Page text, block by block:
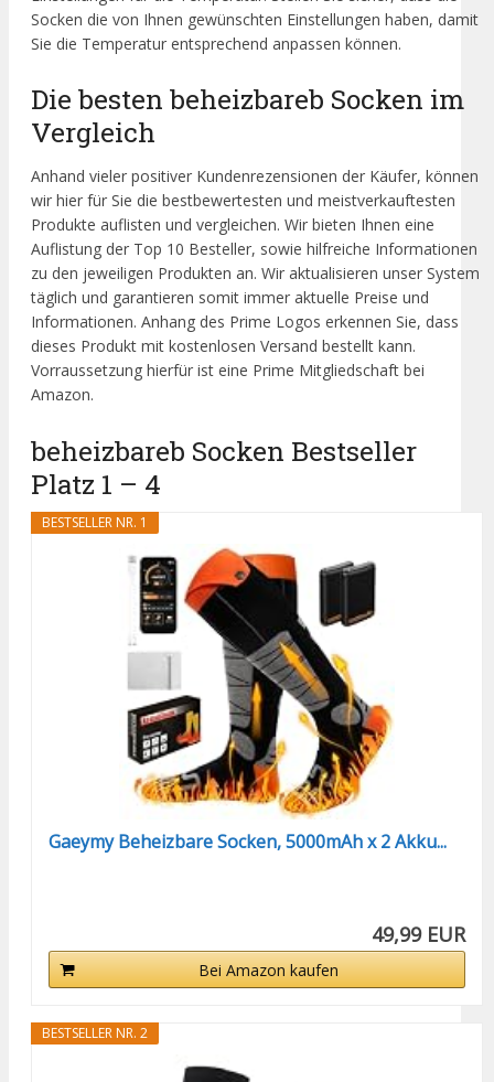
Socken die von Ihnen gewünschten Einstellungen haben, damit
Sie die Temperatur entsprechend anpassen können.
Die besten beheizbareb Socken im
Vergleich
Anhand vieler positiver Kundenrezensionen der Käufer, können
wir hier für Sie die bestbewertesten und meistverkauftesten
Produkte auflisten und vergleichen. Wir bieten Ihnen eine
Auflistung der Top 10 Besteller, sowie hilfreiche Informationen
zu den jeweiligen Produkten an. Wir aktualisieren unser System
täglich und garantieren somit immer aktuelle Preise und
Informationen. Anhang des Prime Logos erkennen Sie, dass
dieses Produkt mit kostenlosen Versand bestellt kann.
Vorraussetzung hierfür ist eine Prime Mitgliedschaft bei
Amazon.
beheizbareb Socken Bestseller
Platz 1 – 4
BESTSELLER NR. 1
Gaeymy Beheizbare Socken, 5000mAh x 2 Akku...
49,99 EUR
Bei Amazon kaufen
BESTSELLER NR. 2